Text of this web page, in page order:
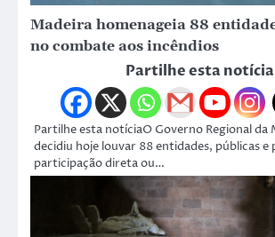
Madeira homenageia 88
no combate aos incêndios
Partilhe esta notícia
Partilhe esta notíciaO Governo Regional da
decidiu hoje louvar 88 entidades, públicas e
participação direta ou…